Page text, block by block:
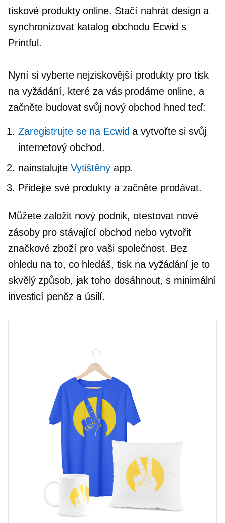
tiskové produkty online. Stačí nahrát design a
synchronizovat katalog obchodu Ecwid s
Printful.
Nyní si vyberte nejziskovější produkty pro tisk
na vyžádání, které za vás prodáme online, a
začněte budovat svůj nový obchod hned teď:
Zaregistrujte se na Ecwid a vytvořte si svůj
internetový obchod.
nainstalujte Vytištěnýapp.
Přidejte své produkty a začněte prodávat.
Můžete založit nový podnik, otestovat nové
zásoby pro stávající obchod nebo vytvořit
značkové zboží pro vaši společnost. Bez
ohledu na to, co hledáš, tisk na vyžádáníje to
skvělý způsob, jak toho dosáhnout, s minimální
investicí peněz a úsilí.